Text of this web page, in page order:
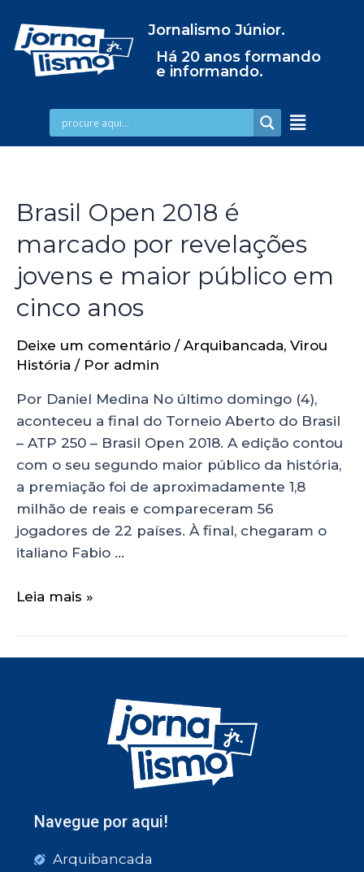
Jornalismo Júnior.
Há 20 anos formando
e informando.
Brasil Open 2018 é
marcado por revelações
jovens e maior público em
cinco anos
Deixe um comentário / Arquibancada, Virou
História / Por admin
Por Daniel Medina No último domingo (4),
aconteceu a final do Torneio Aberto do Brasil
– ATP 250 – Brasil Open 2018. A edição contou
com o seu segundo maior público da história,
a premiação foi de aproximadamente 1,8
milhão de reais e compareceram 56
jogadores de 22 países. À final, chegaram o
italiano Fabio …
Leia mais »
Navegue por aqui!
Arquibancada